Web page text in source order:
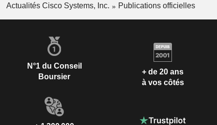
Actualités Cisco Systems, Inc.
Publications officielles
N°1 du Conseil
Boursier
+ de 20 ans
à vos côtés